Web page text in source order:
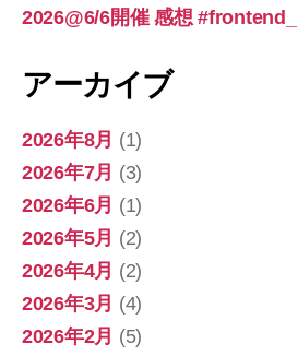
2026@6/6開催 感想
アーカイブ
2026年8月 (1)
2026年7月 (3)
2026年6月 (1)
2026年5月 (2)
2026年4月 (2)
2026年3月 (4)
2026年2月 (5)